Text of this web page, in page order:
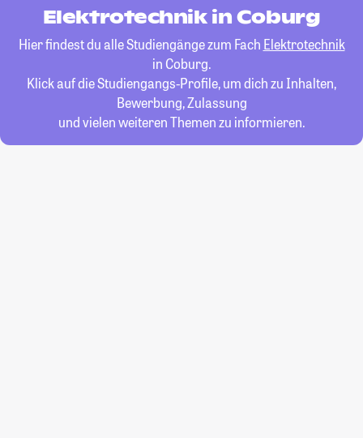
Elektrotechnik in Coburg
Hier findest du alle Studiengänge zum Fach Elektrotechnik
in Coburg.
Klick auf die Studiengangs-Profile, um dich zu Inhalten,
Bewerbung, Zulassung
und vielen weiteren Themen zu informieren.